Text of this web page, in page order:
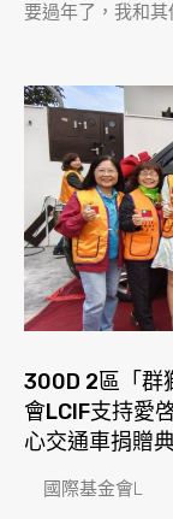
要過年了，我和
300D 2區「群
會LCIF支持愛
心交通車捐贈
國際基金會L